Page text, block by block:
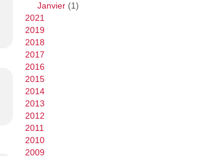
Janvier (1)
2021
2019
2018
2017
2016
2015
2014
2013
2012
2011
2010
2009